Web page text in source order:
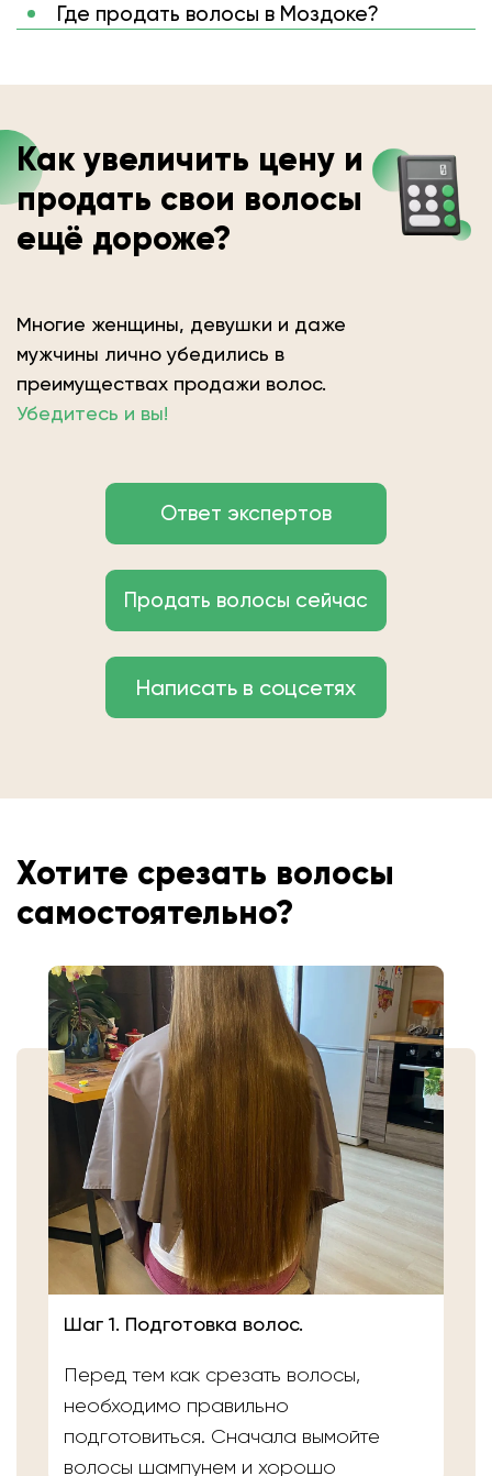
Где продать волосы в Моздоке?
Как увеличить цену и
продать свои волосы
ещё дороже?
Многие женщины, девушки и даже
мужчины лично убедились в
преимуществах продажи волос.
Убедитесь и вы!
Ответ экспертов
Продать волосы сейчас
Написать в соцсетях
Хотите срезать волосы
самостоятельно?
Шаг 1. Подготовка волос.
Перед тем как срезать волосы,
необходимо правильно
подготовиться. Сначала вымойте
волосы шампунем и хорошо